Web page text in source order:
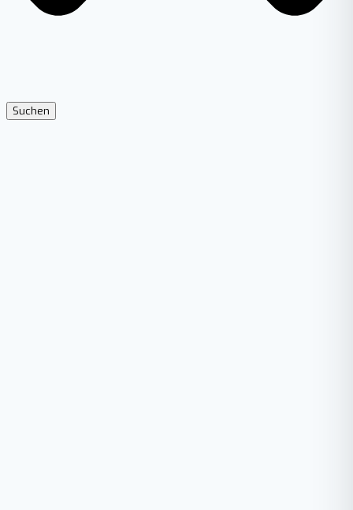
Suchen